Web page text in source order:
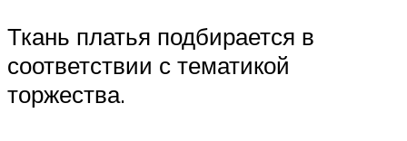
Ткань платья подбирается в
соответствии с тематикой
торжества.